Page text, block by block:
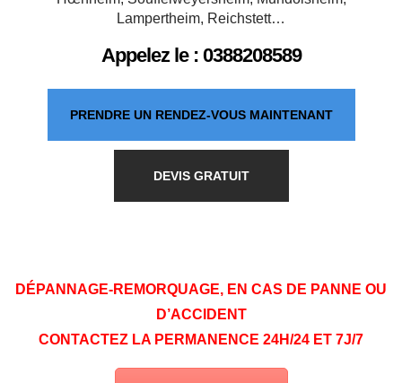
Lampertheim, Reichstett…
Appelez le : 0388208589
PRENDRE UN RENDEZ-VOUS MAINTENANT
DEVIS GRATUIT
DÉPANNAGE-REMORQUAGE, EN CAS DE PANNE OU
D’ACCIDENT
CONTACTEZ LA PERMANENCE 24H/24 ET 7J/7